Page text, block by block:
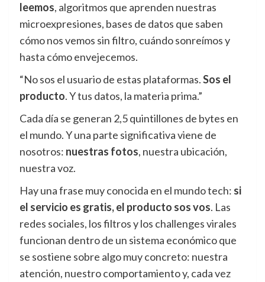
leemos, algoritmos que aprenden nuestras
microexpresiones, bases de datos que saben
cómo nos vemos sin filtro, cuándo sonreímos y
hasta cómo envejecemos.
“No sos el usuario de estas plataformas.Sos el
producto. Y tus datos, la materia prima.”
Cada día se generan 2,5 quintillones de bytes en
el mundo. Y una parte significativa viene de
nosotros: nuestras fotos, nuestra ubicación,
nuestra voz.
Hay una frase muy conocida en el mundo tech: si
el servicio es gratis, el producto sos vos. Las
redes sociales, los filtros y los challenges virales
funcionan dentro de un sistema económico que
se sostiene sobre algo muy concreto: nuestra
atención, nuestro comportamiento y, cada vez